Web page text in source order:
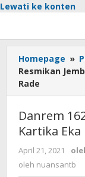
Lewati ke konten
Homepage »
Resmikan
Rade
Danrem
Kartika Eka
April 21, 2021
oleh nuansantb